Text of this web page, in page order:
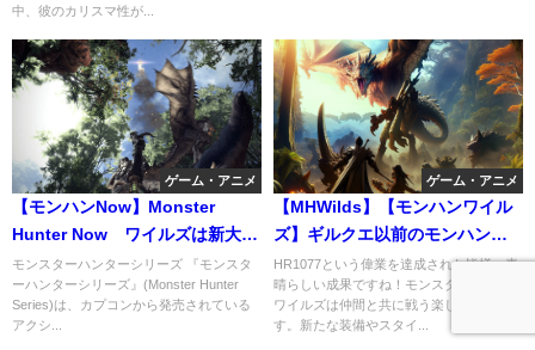
中、彼のカリスマ性が...
ゲーム・アニメ
【モンハンNow】Monster
Hunter Now ワイルズは新大陸
の続編？MHWとの共通点
モンスターハンターシリーズ 『モンスタ
ーハンターシリーズ』(Monster Hunter
Series)は、カプコンから発売されている
アクシ...
ゲーム・アニメ
【MHWilds】【モンハンワイル
ズ】ギルクエ以前のモンハンっ
てエンコンないのに何で熱中し
てたの？
HR1077という偉業を達成された皆様、素
晴らしい成果ですね！モンスターハンター
ワイルズは仲間と共に戦う楽しさが魅力で
す。新たな装備やスタイ...